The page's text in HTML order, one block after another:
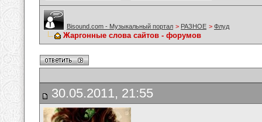
Bisound.com - Музыкальный портал > РАЗНОЕ > Флуд
Жаргонные слова сайтов - форумов
30.05.2011, 21:55